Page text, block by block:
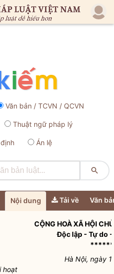
Văn bản / TCVN / QCVN
Thuật ngữ pháp lý
Án lệ

Nội dung Tải về Văn
CỘNG HOÀ XÃ HỘI
Độc lập - Tự do
hoạt
Hà Nội, ngày